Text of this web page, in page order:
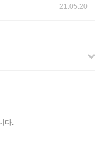
21.05.20
다.